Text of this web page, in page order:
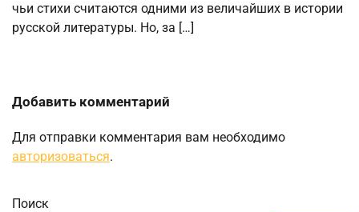
чьи стихи считаются одними из величайших в истории
русской литературы. Но, за […]
Добавить комментарий
Для отправки комментария вам необходимо
авторизоваться.
Поиск